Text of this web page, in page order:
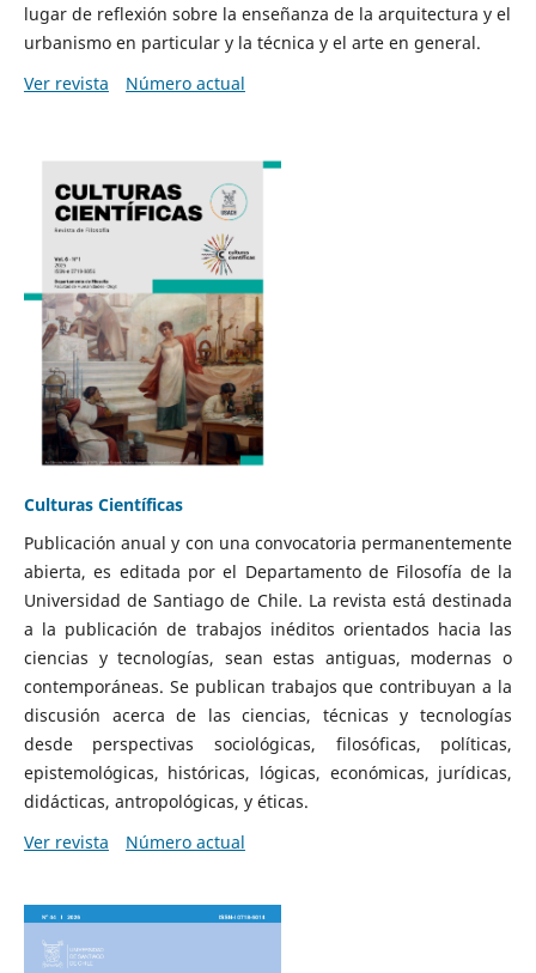
lugar de reflexión sobre la enseñanza de la arquitectura y el
urbanismo en particular y la técnica y el arte en general.
Ver revista
Número actual
Culturas Científicas
Publicación anual y con una convocatoria permanentemente
abierta, es editada por el Departamento de Filosofía de la
Universidad de Santiago de Chile. La revista está destinada
a la publicación de trabajos inéditos orientados hacia las
ciencias y tecnologías, sean estas antiguas, modernas o
contemporáneas. Se publican trabajos que contribuyan a la
discusión acerca de las ciencias, técnicas y tecnologías
desde perspectivas sociológicas, filosóficas, políticas,
epistemológicas, históricas, lógicas, económicas, jurídicas,
didácticas, antropológicas, y éticas.
Ver revista
Número actual